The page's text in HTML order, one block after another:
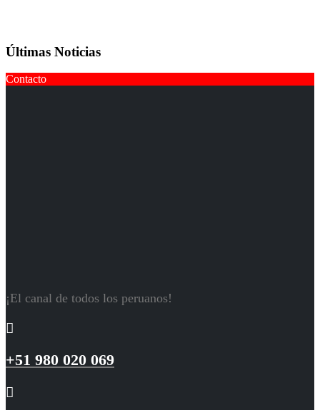
Últimas Noticias
Contacto
¡El canal de todos los peruanos!
+51 980 020 069